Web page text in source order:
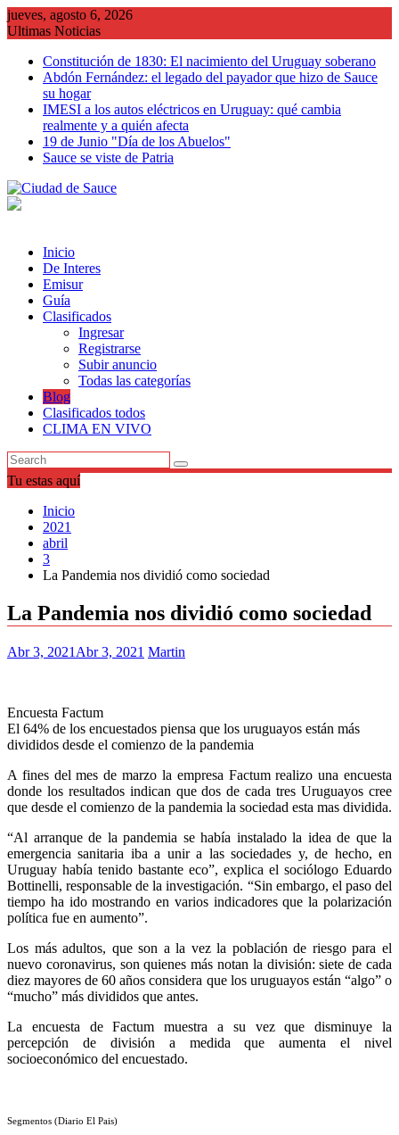
Saltar
al
jueves, agosto 6, 2026
Ultimas Noticias
Constitución de 1830: El nacimiento del Uruguay soberano
Abdón Fernández: el legado del payador que hizo de Sauce
su hogar
IMESI a los autos eléctricos en Uruguay: qué cambia
realmente y a quién afecta
19 de Junio "Día de los Abuelos"
Sauce se viste de Patria
Inicio
De Interes
Emisur
Guía
Clasificados
Ingresar
Registrarse
Subir anuncio
Todas las categorías
Blog
Clasificados todos
CLIMA EN VIVO
Tu estas aquí
Inicio
2021
abril
3
La Pandemia nos dividió como sociedad
La Pandemia nos dividió como sociedad
Abr 3, 2021 Abr 3, 2021 Martin
Encuesta Factum
El 64% de los encuestados piensa que los uruguayos están más
divididos desde el comienzo de la pandemia
A fines del mes de marzo la empresa Factum realizo una encuesta
donde los resultados indican que dos de cada tres Uruguayos cree
que desde el comienzo de la pandemia la sociedad esta mas dividida.
“Al arranque de la pandemia se había instalado la idea de que la
emergencia sanitaria iba a unir a las sociedades y, de hecho, en
Uruguay había tenido bastante eco”, explica el sociólogo Eduardo
Bottinelli, responsable de la investigación. “Sin embargo, el paso del
tiempo ha ido mostrando en varios indicadores que la polarización
política fue en aumento”.
Los más adultos, que son a la vez la población de riesgo para el
nuevo coronavirus, son quienes más notan la división: siete de cada
diez mayores de 60 años considera que los uruguayos están “algo” o
“mucho” más divididos que antes.
La encuesta de Factum muestra a su vez que disminuye la
percepción de división a medida que aumenta el nivel
socioeconómico del encuestado.
Segmentos (Diario El Pais)